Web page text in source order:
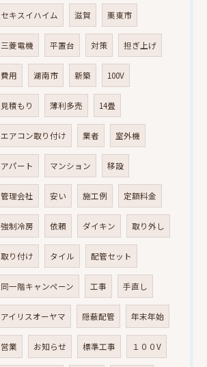
セキスイハイム 滋賀 栗東市
三菱電機 平置台 対策 担ぎ上げ
費用 湖南市 新築 100V
見積もり 薄利多売 14畳
エアコン取り付け 業者 室外機
アパート マンション 移設
管理会社 安い 施工例 定額料金
強制冷房 依頼 ダイキン 取り外し
取り付け タイル 配管セット
同一階キャンペーン 工事 手直し
アイリスオーヤマ 隠蔽配管 年末年始
営業 お知らせ 標準工事 １００V